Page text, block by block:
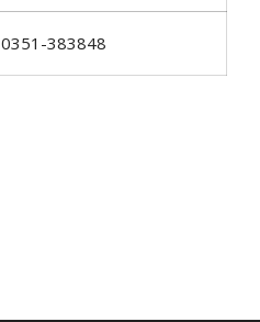
0351-383848